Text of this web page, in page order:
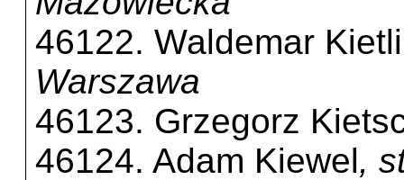
46122. Waldemar
Warszawa
46123. Grzegorz
46124. Adam Kiewel,